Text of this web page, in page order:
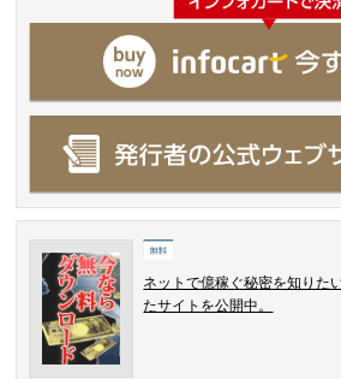
ネットで億稼ぐ秘密を知りた
たサイトを公開中。